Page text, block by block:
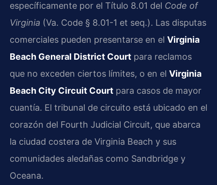
específicamente por el Título 8.01 del Code of
Virginia (Va. Code § 8.01-1 et seq.). Las disputas
comerciales pueden presentarse en el Virginia
Beach General District Court para reclamos
que no exceden ciertos límites, o en el Virginia
Beach City Circuit Court para casos de mayor
cuantía. El tribunal de circuito está ubicado en el
corazón del Fourth Judicial Circuit, que abarca
la ciudad costera de Virginia Beach y sus
comunidades aledañas como Sandbridge y
Oceana.